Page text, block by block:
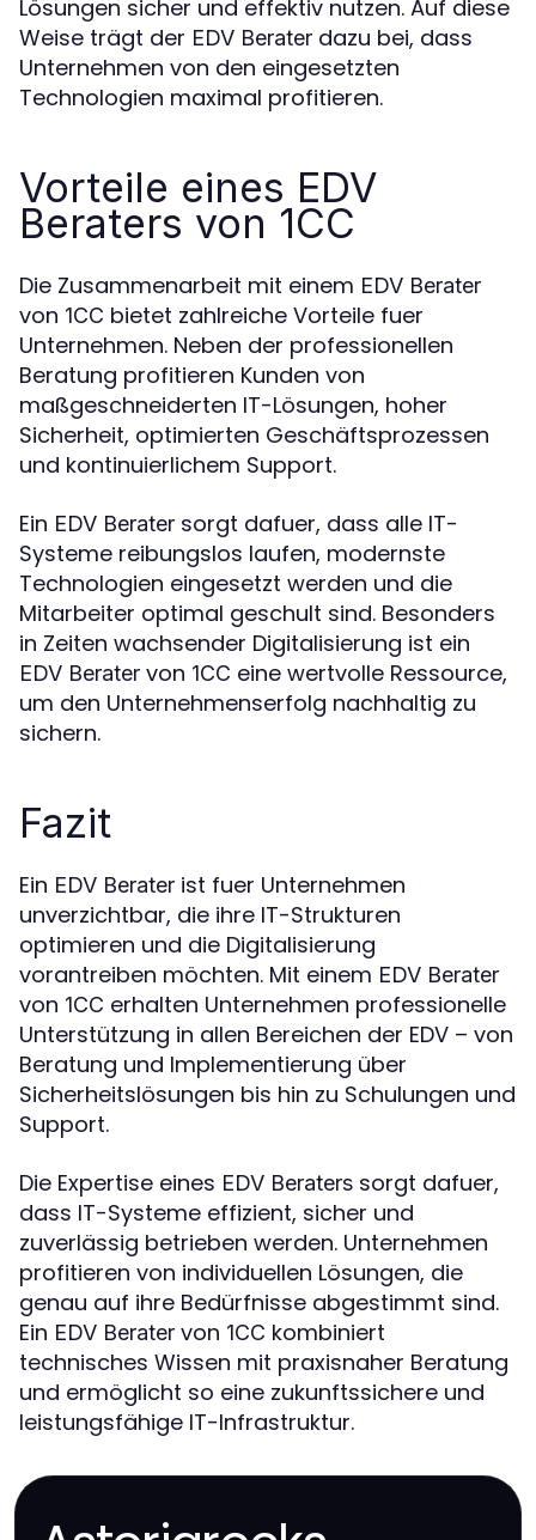
Lösungen sicher und effektiv nutzen. Auf diese
Weise trägt der EDV Berater dazu bei, dass
Unternehmen von den eingesetzten
Technologien maximal profitieren.
Vorteile eines EDV
Beraters von 1CC
Die Zusammenarbeit mit einem EDV Berater
von 1CC bietet zahlreiche Vorteile fuer
Unternehmen. Neben der professionellen
Beratung profitieren Kunden von
maßgeschneiderten IT-Lösungen, hoher
Sicherheit, optimierten Geschäftsprozessen
und kontinuierlichem Support.
Ein EDV Berater sorgt dafuer, dass alle IT-
Systeme reibungslos laufen, modernste
Technologien eingesetzt werden und die
Mitarbeiter optimal geschult sind. Besonders
in Zeiten wachsender Digitalisierung ist ein
EDV Berater von 1CC eine wertvolle Ressource,
um den Unternehmenserfolg nachhaltig zu
sichern.
Fazit
Ein EDV Berater ist fuer Unternehmen
unverzichtbar, die ihre IT-Strukturen
optimieren und die Digitalisierung
vorantreiben möchten. Mit einem EDV Berater
von 1CC erhalten Unternehmen professionelle
Unterstützung in allen Bereichen der EDV – von
Beratung und Implementierung über
Sicherheitslösungen bis hin zu Schulungen und
Support.
Die Expertise eines EDV Beraters sorgt dafuer,
dass IT-Systeme effizient, sicher und
zuverlässig betrieben werden. Unternehmen
profitieren von individuellen Lösungen, die
genau auf ihre Bedürfnisse abgestimmt sind.
Ein EDV Berater von 1CC kombiniert
technisches Wissen mit praxisnaher Beratung
und ermöglicht so eine zukunftssichere und
leistungsfähige IT-Infrastruktur.